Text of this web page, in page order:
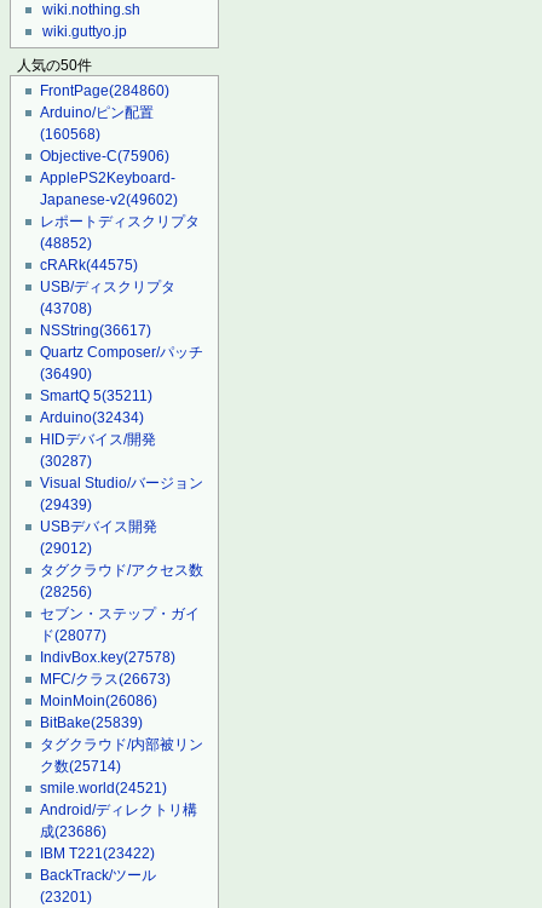
wiki.nothing.sh
wiki.guttyo.jp
人気の50件
FrontPage(284860)
Arduino/ピン配置
(160568)
Objective-C(75906)
ApplePS2Keyboard-
Japanese-v2(49602)
レポートディスクリプタ
(48852)
cRARk(44575)
USB/ディスクリプタ
(43708)
NSString(36617)
Quartz Composer/パッチ
(36490)
SmartQ 5(35211)
Arduino(32434)
HIDデバイス/開発
(30287)
Visual Studio/バージョン
(29439)
USBデバイス開発
(29012)
タグクラウド/アクセス数
(28256)
セブン・ステップ・ガイ
ド(28077)
IndivBox.key(27578)
MFC/クラス(26673)
MoinMoin(26086)
BitBake(25839)
タグクラウド/内部被リン
ク数(25714)
smile.world(24521)
Android/ディレクトリ構
成(23686)
IBM T221(23422)
BackTrack/ツール
(23201)